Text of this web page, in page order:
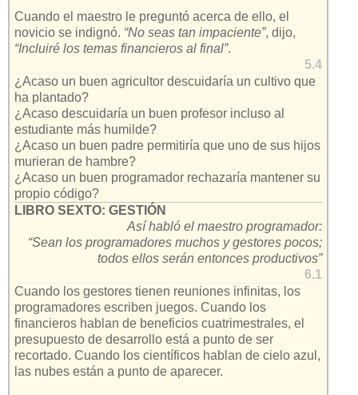
Cuando el maestro le preguntó acerca de ello, el
novicio se indignó. “No seas tan impaciente”, dijo,
“Incluiré los temas financieros al final”.
5.4
¿Acaso un buen agricultor descuidaría un cultivo que
ha plantado?
¿Acaso descuidaría un buen profesor incluso al
estudiante más humilde?
¿Acaso un buen padre permitiría que uno de sus hijos
murieran de hambre?
¿Acaso un buen programador rechazaría mantener su
propio código?
LIBRO SEXTO: GESTIÓN
Así habló el maestro programador:
“Sean los programadores muchos y gestores pocos;
todos ellos serán entonces productivos”
6.1
Cuando los gestores tienen reuniones infinitas, los
programadores escriben juegos. Cuando los
financieros hablan de beneficios cuatrimestrales, el
presupuesto de desarrollo está a punto de ser
recortado. Cuando los científicos hablan de cielo azul,
las nubes están a punto de aparecer.